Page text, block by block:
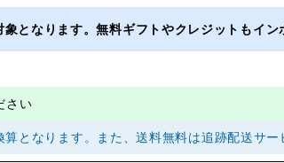
となります。無料ギフトやクレジットもイ
さい
となります。また、送料無料は追跡配送サー